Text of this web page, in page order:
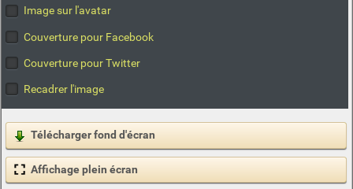
Image sur l'avatar
Couverture pour Facebook
Couverture pour Twitter
Recadrer l'image
Télécharger fond d'écran
Affichage plein écran